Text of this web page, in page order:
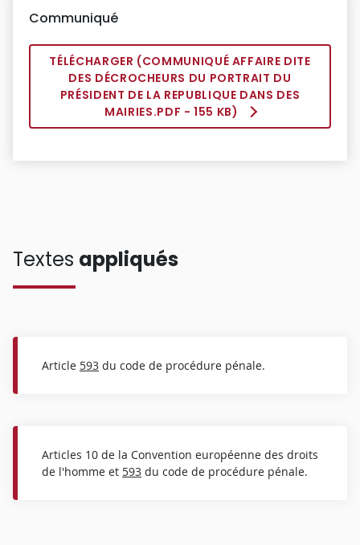
Communiqué
TÉLÉCHARGER (COMMUNIQUÉ AFFAIRE DITE
DES DÉCROCHEURS DU PORTRAIT DU
PRÉSIDENT DE LA REPUBLIQUE DANS DES
MAIRIES.PDF - 155 KB)
Textes appliqués
Article 593 du code de procédure pénale.
Articles 10 de la Convention européenne des droits
de l'homme et 593 du code de procédure pénale.